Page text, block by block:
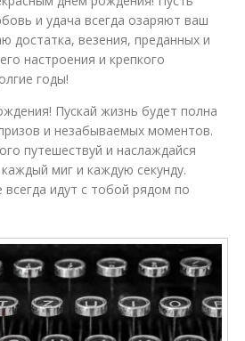
и удача всегда озаряют ваш
достатка, везения, преданных и
настроения и крепкого
годы!
Пускай жизнь будет полна
и незабываемых моментов.
путешествуй и наслаждайся
миг и каждую секунду.
всегда идут с тобой рядом по